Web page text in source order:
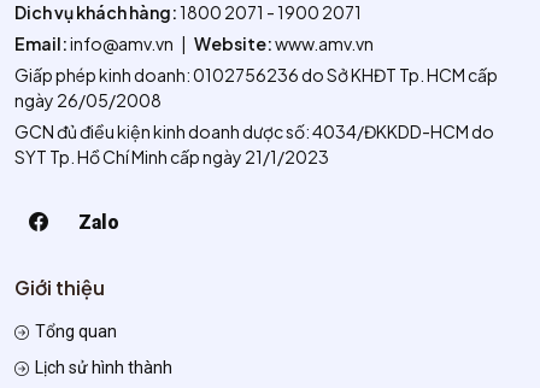
Dich vụ khách hàng:1800 2071 - 1900 2071
Email:info@amv.vn Website:www.amv.vn
Giấp phép kinh doanh: 0102756236 do Sở KHĐT Tp. HCM cấp
ngày 26/05/2008
GCN đủ điều kiện kinh doanh dược số: 4034/ĐKKDD-HCM do
SYT Tp. Hồ Chí Minh cấp ngày 21/1/2023
Zalo
Giới thiệu
Tổng quan
Lịch sử hình thành